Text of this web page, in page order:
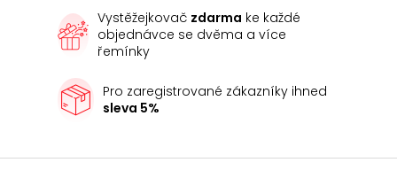
Vystěžejkovač zdarma ke každé
objednávce se dvěma a více
řemínky
Pro zaregistrované zákazníky ihned
sleva 5%